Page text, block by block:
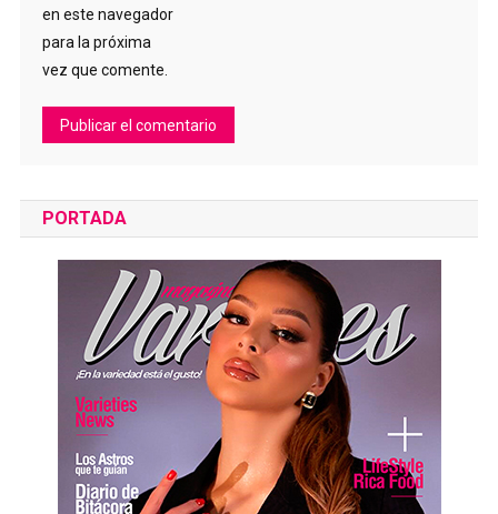
en este navegador
para la próxima
vez que comente.
PORTADA